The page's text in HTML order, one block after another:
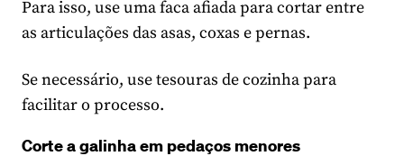
Para isso, use uma faca afiada para cortar entre
as articulações das asas, coxas e pernas.
Se necessário, use tesouras de cozinha para
facilitar o processo.
Corte a galinha em pedaços menores